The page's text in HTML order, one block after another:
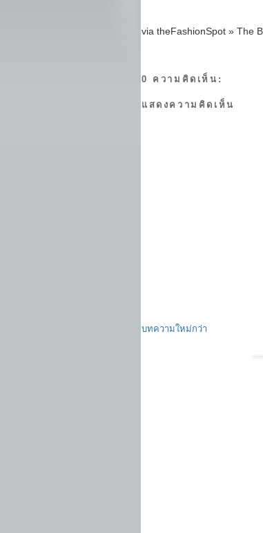
via theFashionSpot » The
0 ความคิดเห็น:
แสดงความคิดเห็น
บทความใหม่กว่า